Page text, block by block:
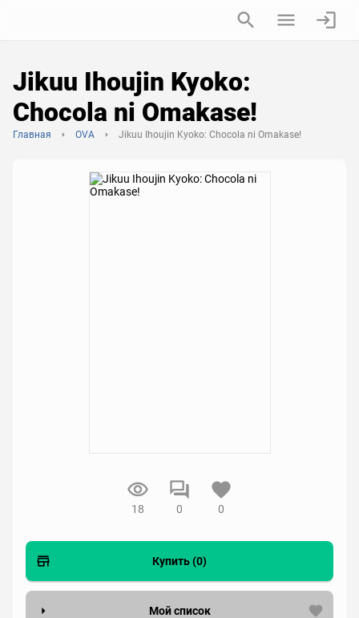
Jikuu Ihoujin Kyoko:
Chocola ni Omakase!
Главная OVA Jikuu Ihoujin Kyoko: Chocola ni Omakase!
18 0 0
Купить (0)
Мой список